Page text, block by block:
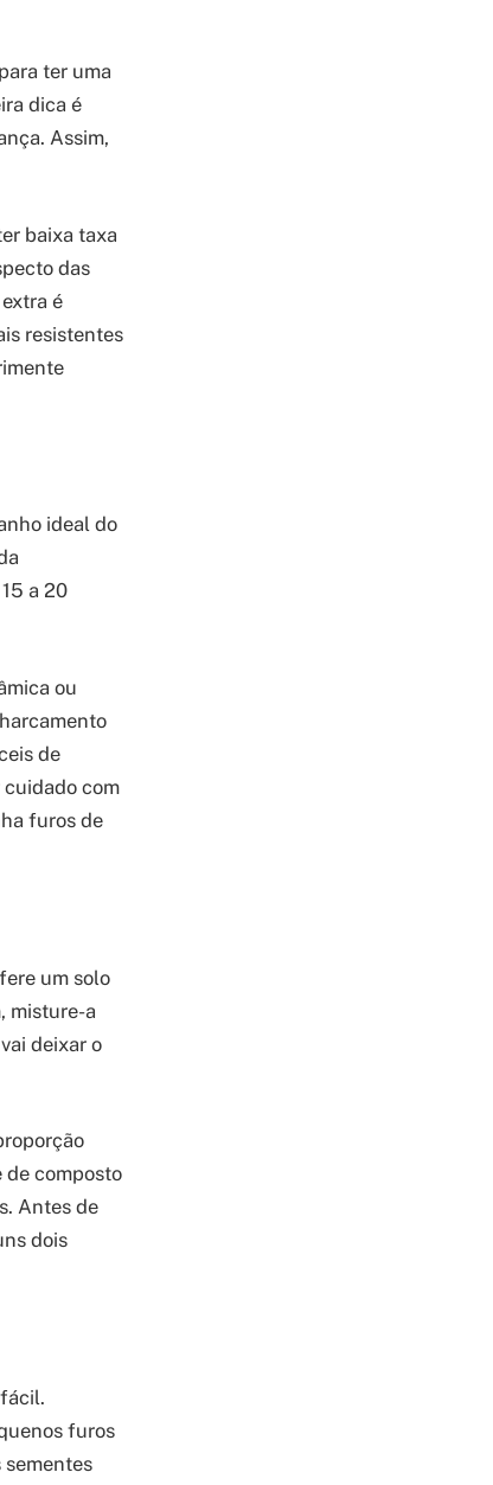
ter uma
dica é
Assim,
baixa taxa
das
é
resistentes
ideal do
a 20
ou
de
com
furos de
um solo
misture-a
deixar o
de composto
Antes de
dois
furos
sementes